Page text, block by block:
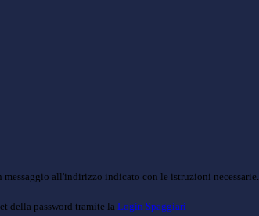
messaggio all'indirizzo indicato con le istruzioni necessarie.
della password tramite la Login Spaggiari